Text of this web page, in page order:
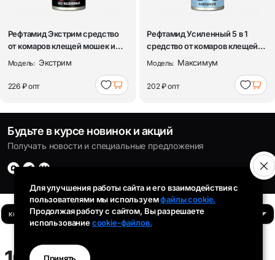
Рефтамид Экстрим средство
от комаров клещей мошек и
других н...
Модель: Экстрим
226 ₽опт
Рефтамид Усиленный 5 в 1
средство от комаров клещей
мошек и ...
Модель: Максимум
202 ₽опт
Будьте в курсе новинок и акций
Получать новости и специальные предложения
Время работы:
Для улучшения работы сайта и его взаимодействия с
пользователями мы используемфайлы cookie.
Продолжая работу с сайтом, Вы разрешаете
использованиеcookie-файлов.
Принять